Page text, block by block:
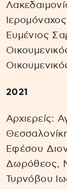
Ευμένιος
2021
Αρχιερείς:
Εφέσου
Δωρόθεος,
Τυρνόβου